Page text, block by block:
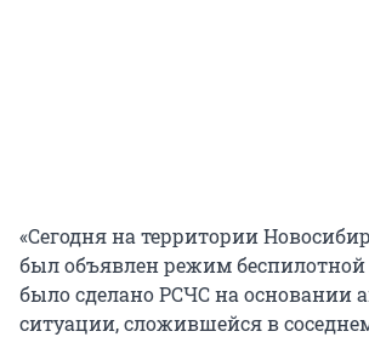
«Сегодня на территории
был объявлен режим беспилотной
было сделано РСЧС на основании
ситуации, сложившейся в